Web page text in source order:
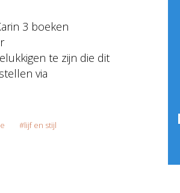
3 boeken
te zijn die dit
via
lijf en stijl